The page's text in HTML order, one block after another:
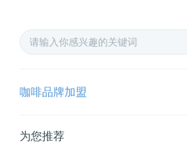
咖啡品牌加盟
为您推荐